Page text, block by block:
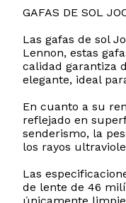
GAFAS DE SOL
Las gafas de sol
Lennon, estas
calidad garantiza
elegante, ideal
En cuanto a su
reflejado en
senderismo, la
los rayos
Las
de lente de 46